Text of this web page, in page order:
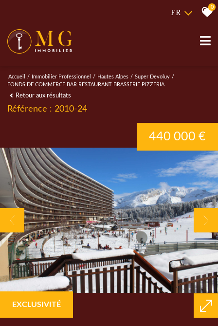
FR
0
Accueil Immobilier Professionnel Hautes Alpes
Super Devoluy
FONDS DE COMMERCE BAR RESTAURANT BRASSERIE PIZZERIA
Retour aux résultats
Référence : 2010-24
EXCLUSIVITÉ
440 000 €